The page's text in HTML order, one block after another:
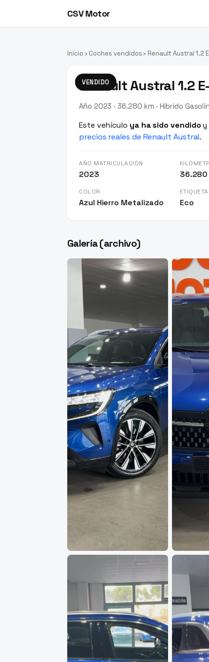
CSV Motor
Inicio › Coches vendidos› Renault Austral 1.2
VENDIDO
Renault Austral 1.2
Año 2023 · 36.280 km · Híbrido
Este vehículo ya ha sido vendidoy
precios reales de Renault Austral.
AÑO MATRICULACIÓN
2023 36.280
COLOR
Azul Hierro Metalizado Eco
Galería (archivo)